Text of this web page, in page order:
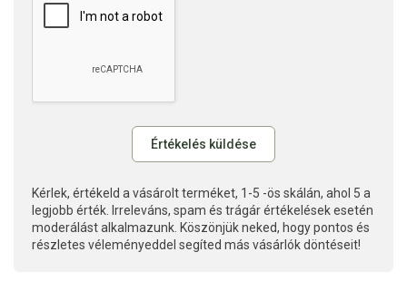
Kérlek, értékeld a vásárolt terméket, 1-5 -ös skálán, ahol 5 a
legjobb érték. Irreleváns, spam és trágár értékelések esetén
moderálást alkalmazunk. Köszönjük neked, hogy pontos és
részletes véleményeddel segíted más vásárlók döntéseit!